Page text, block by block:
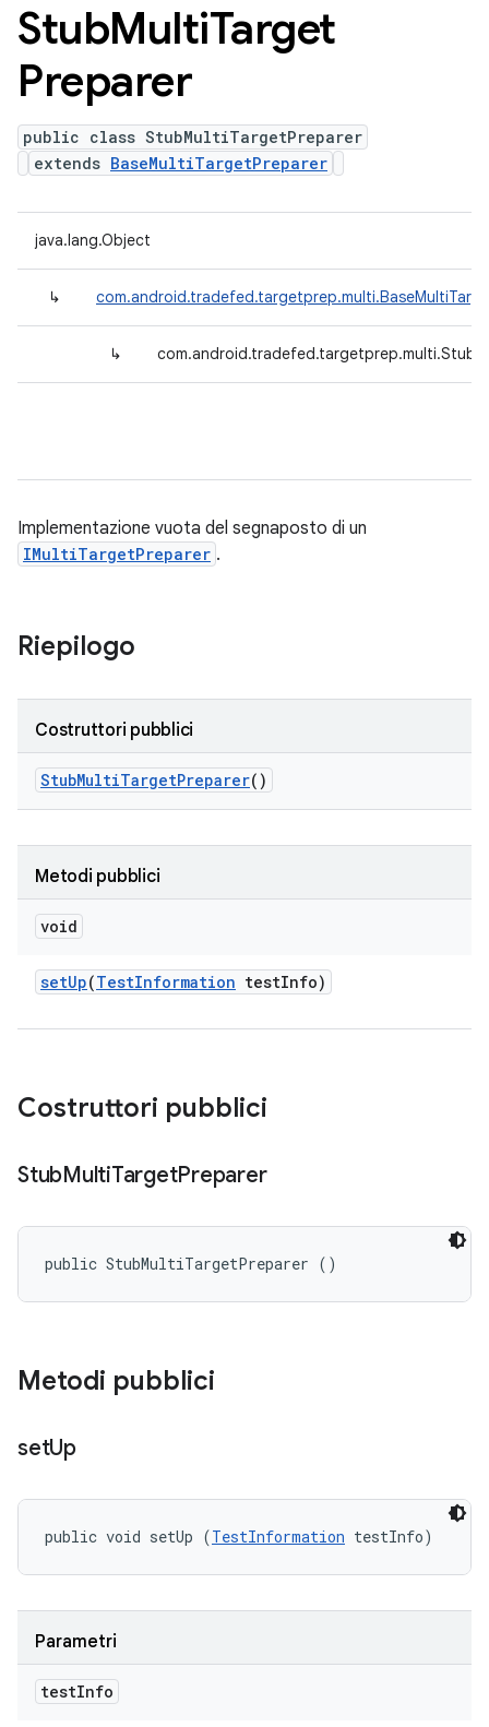
StubMultiTarget
Preparer
public class StubMultiTargetPreparer
extends BaseMultiTargetPreparer
java.lang.Object
↳
↳
Implementazione vuota del segnaposto di un
IMultiTargetPreparer .
Riepilogo
Costruttori pubblici
StubMultiTargetPreparer()
Metodi pubblici
void
setUp(TestInformation testInfo)
Costruttori pubblici
StubMultiTargetPreparer
public StubMultiTargetPreparer ()
Metodi pubblici
setUp
public void setUp (TestInformation testInfo)
Parametri
testInfo